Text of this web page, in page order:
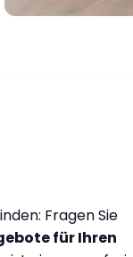
Fragen Sie
für Ihren